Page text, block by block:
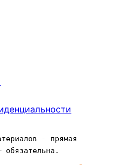
- прямая
обязательна.